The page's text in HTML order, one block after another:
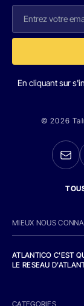
En cliquant sur
© 2026
MIEUX NOUS
ATLANTICO C'EST
LE RESEAU
CATEGORIES